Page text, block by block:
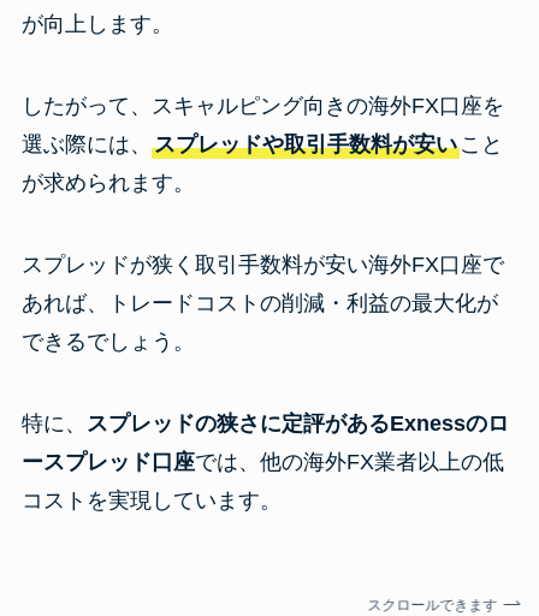
が向上します。
したがって、スキャルピング向きの海外FX口座を
選ぶ際には、 スプレッドや取引手数料が安いこと
が求められます。
スプレッドが狭く取引手数料が安い海外FX口座で
あれば、トレードコストの削減・利益の最大化が
できるでしょう。
特に、
スプレッドの狭さに定評があるExnessのロ
ースプレッド口座では、他の海外FX業者以上の低
コストを実現しています。
スクロールできます